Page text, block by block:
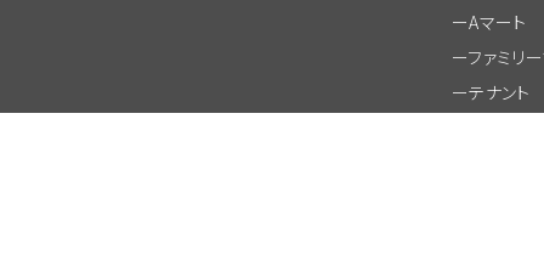
Aマート
ファミリ
テナント